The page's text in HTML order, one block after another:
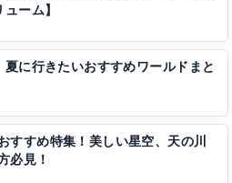
ーム】
夏に行きたいおすすめワールドまと
すすめ特集！美しい星空、天の川
必見！